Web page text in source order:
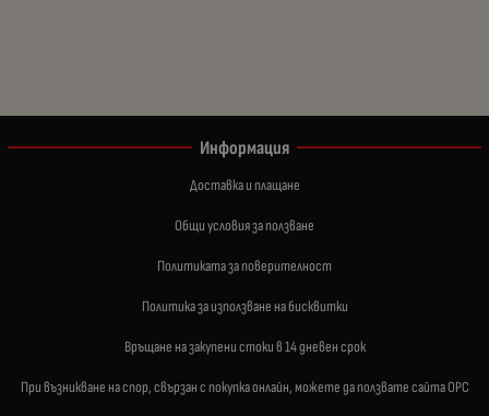
Информация
Доставка и плащане
Общи условия за ползване
Политиката за поверителност
Политика за използване на бисквитки
Връщане на закупени стоки в 14 дневен срок
При възникване на спор, свързан с покупка онлайн, можете да ползвате сайта ОРС